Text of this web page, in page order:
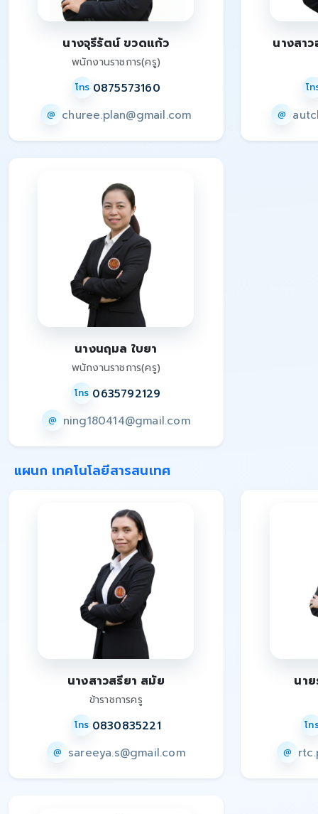
นางจุรีรัตน์ ขวดแก้ว
พนักงานราชการ(ครู)
โทร 0875573160
@ churee.plan@gmail.com
นางสา
โท
@
นางนฤมล ใบยา
พนักงานราชการ(ครู)
โทร 0635792129
@ ning180414@gmail.com
แผนก เทคโนโลยีสารสนเทศ
นางสาวสรียา สมัย
ข้าราชการครู
โทร 0830835221
@ sareeya.s@gmail.com
นา
โท
@